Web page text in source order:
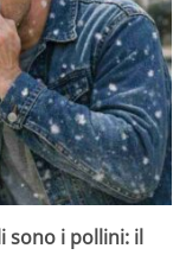
sono i pollini: il